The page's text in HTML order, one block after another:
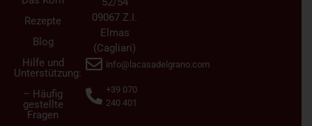
Rezepte
Blog
Hilfe und
Unterstützung:
– Häufig
gestellte
Fragen
09067 Z.I.
Elmas
(Cagliari)
info@lacasadelgrano.com
+39 070
240 401